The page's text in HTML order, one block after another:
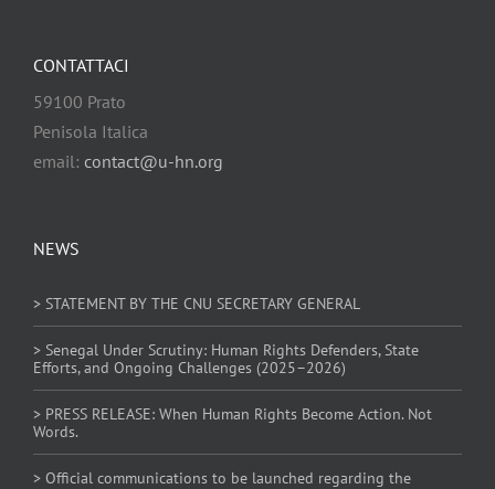
NEWS
> STATEMENT BY THE CNU SECRETARY GENERAL
> Senegal Under Scrutiny: Human Rights Defenders, State
Efforts, and Ongoing Challenges (2025–2026)
> PRESS RELEASE: When Human Rights Become Action. Not
Words.
> Official communications to be launched regarding the
CONTATTACI
59100 Prato
Penisola Italica
email: contact@u-hn.org